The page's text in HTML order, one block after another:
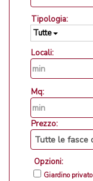
Tipologia:
Tutte
Locali:
Mq:
Prezzo:
Opzioni:
Giardino privato